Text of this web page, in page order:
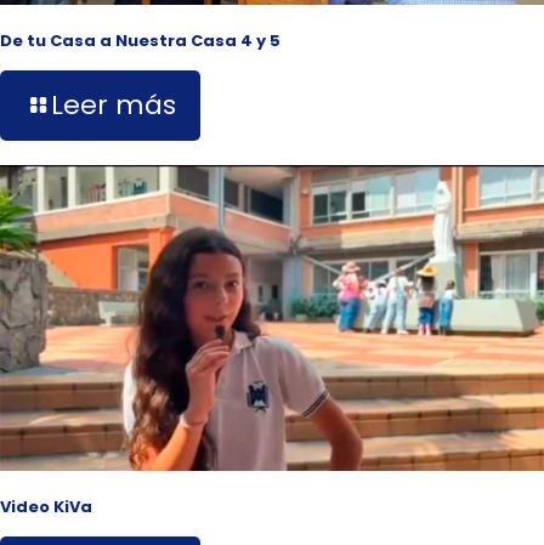
De tu Casa a Nuestra Casa 4 y 5
Leer más
Video KiVa